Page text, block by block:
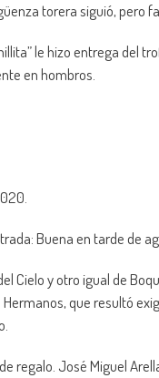
torera siguió, pero
le hizo entrega del
en hombros.
Buena en tarde de
Cielo y otro igual de
que resultó
regalo. José Miguel